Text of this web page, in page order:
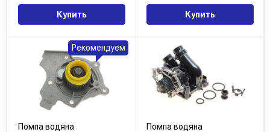
Купить Купить
Помпа водяна
Рекомендуем
Помпа водяна